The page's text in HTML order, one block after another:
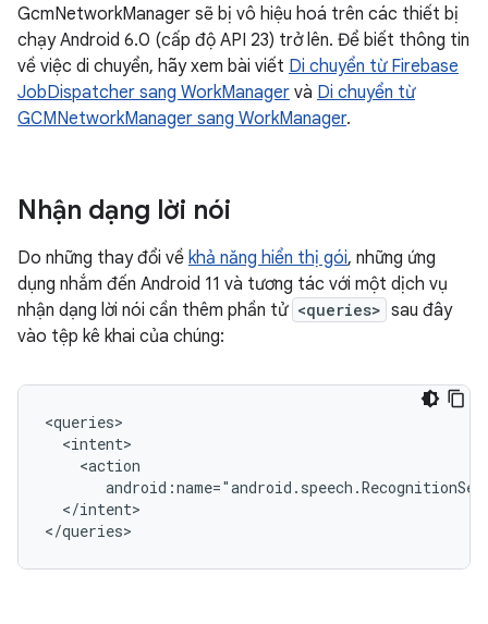
GcmNetworkManager sẽ bị vô hiệu hoá trên các thiết bị
chạy Android 6.0 (cấp độ API 23) trở lên. Để biết thông tin
về việc di chuyển, hãy xem bài viết Di chuyển từ Firebase
JobDispatcher sang WorkManager và Di chuyển từ
GCMNetworkManager sang WorkManager.
Nhận dạng lời nói
Do những thay đổi về khả năng hiển thị gói, những ứng
dụng nhắm đến Android 11 và tương tác với một dịch vụ
nhận dạng lời nói cần thêm phần tử <queries> sau đây
vào tệp kê khai của chúng:
</intent>
</queries>